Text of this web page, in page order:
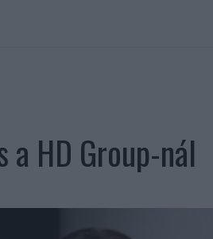
a HD Group-nál